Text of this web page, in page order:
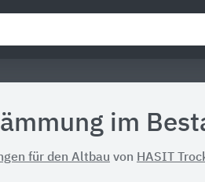
im
für den Altbau von HASIT